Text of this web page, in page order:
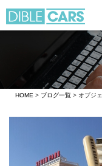
HOME > ブログ一覧 > オブジェ